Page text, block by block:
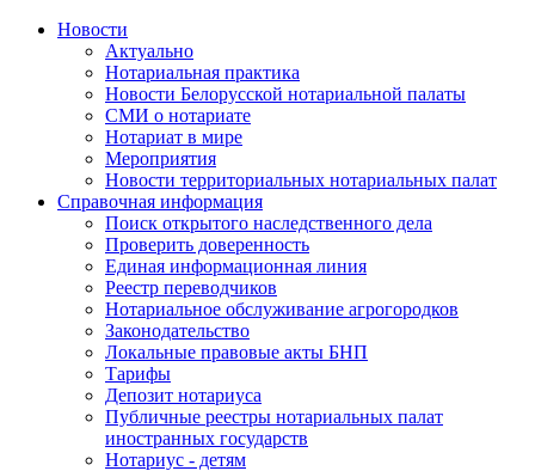
Новости
Актуально
Нотариальная практика
Новости Белорусской нотариальной палаты
СМИ о нотариате
Нотариат в мире
Мероприятия
Новости территориальных нотариальных палат
Справочная информация
Поиск открытого наследственного дела
Проверить доверенность
Единая информационная линия
Реестр переводчиков
Нотариальное обслуживание агрогородков
Законодательство
Локальные правовые акты БНП
Тарифы
Депозит нотариуса
Публичные реестры нотариальных палат
иностранных государств
Нотариус - детям